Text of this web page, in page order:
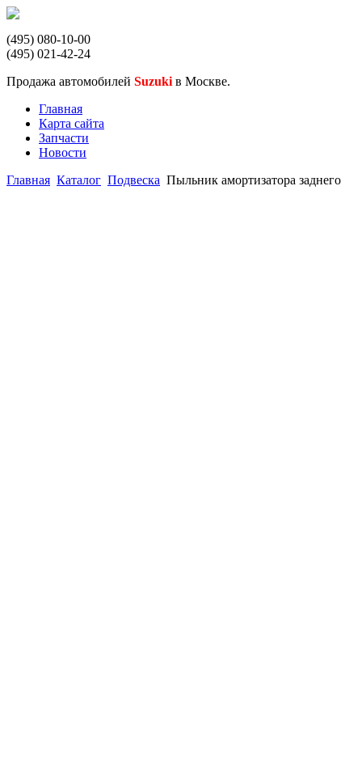
(495) 080-10-00
(495) 021-42-24
Продажа автомобилей Suzuki в Москве.
Главная
Карта сайта
Запчасти
Новости
Главная Каталог Подвеска Пыльник амортизатора заднего